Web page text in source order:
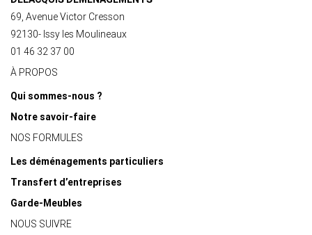
69, Avenue Victor Cresson
92130- Issy les Moulineaux
01 46 32 37 00
À PROPOS
Qui sommes-nous ?
Notre savoir-faire
NOS FORMULES
Les déménagements particuliers
Transfert d’entreprises
Garde-Meubles
NOUS SUIVRE